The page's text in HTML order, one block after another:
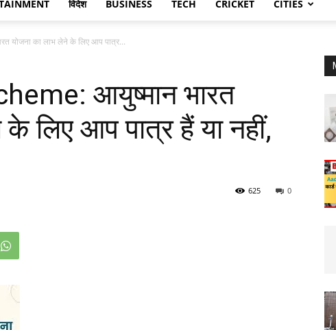
विदेश BUSINESS TECH CRICKET CITIES
योजना का लाभ लेने के लिए आप पात्र...
आयुष्मान भारत
लिए आप पात्र हैं या नहीं,
0
625